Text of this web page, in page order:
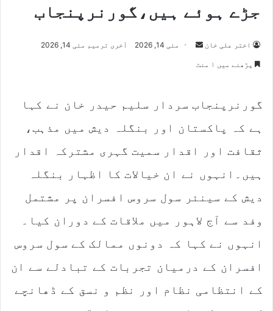
جڑے ہوئے ہیں،گورنرپنجاب
اختر علی خان
Send مئی 14, 2026 آخری ترمیم مئی 14, 2026
پڑھنے میں ۱ منٹ
گورنرپنجاب سردار سلیم حیدر خان نے کہا
ہے کہ پاکستان اور بنگلہ دیش میں مذہب،
ثقافت اور اقدار سمیت گہری مشترکہ اقدار
ہیں۔انہوں نے ان خیالات کا اظہار بنگلہ
دیش کے سینئر سول سروس افسران پر مشتمل
وفد سے آج لاہور میں ملاقات کے دوران کیا۔
انہوں نے کہا کہ دونوں ممالک کے سول سروس
افسران کے درمیان تجربات کے تبادلے سے ان
کے انتظامی نظام اور نظم و نسق کے ڈھانچے